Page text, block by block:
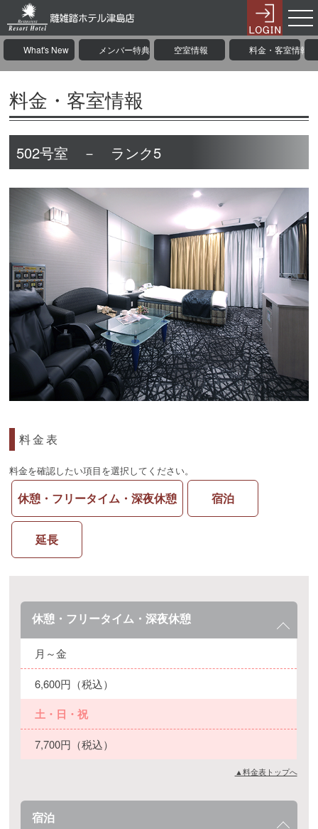
What's New メンバー特典 空室情報 料金・客室情報
料金・客室情報
502号室 － ランク5
料金表
料金を確認したい項目を選択してください。
休憩・フリータイム・深夜休憩 宿泊
延長
休憩・フリータイム・深夜休憩
月～金
6,600円（税込）
土・日・祝
7,700円（税込）
▲料金表トップへ
宿泊